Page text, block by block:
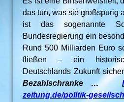
das tun, was sie großspurig
ist das sogenannte
Bundesregierung ein
Rund 500 Milliarden Euro
fließen – ein
Deutschlands Zukunft
Bezahlschranke …
zeitung.de/politik-